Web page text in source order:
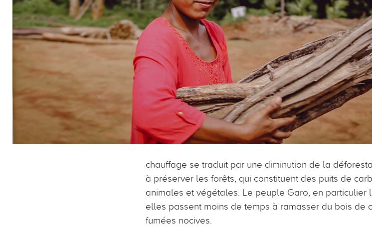
chauffage se traduit par une diminution de la
à préserver les forêts, qui constituent des puits de
animales et végétales. Le peuple Garo, en
elles passent moins de temps à ramasser du bois de
fumées nocives.